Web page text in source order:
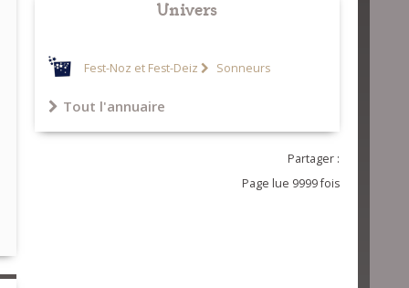
Univers
Fest-Noz et Fest-Deiz Sonneurs
Tout l'annuaire
Partager :
Page lue 9999 fois